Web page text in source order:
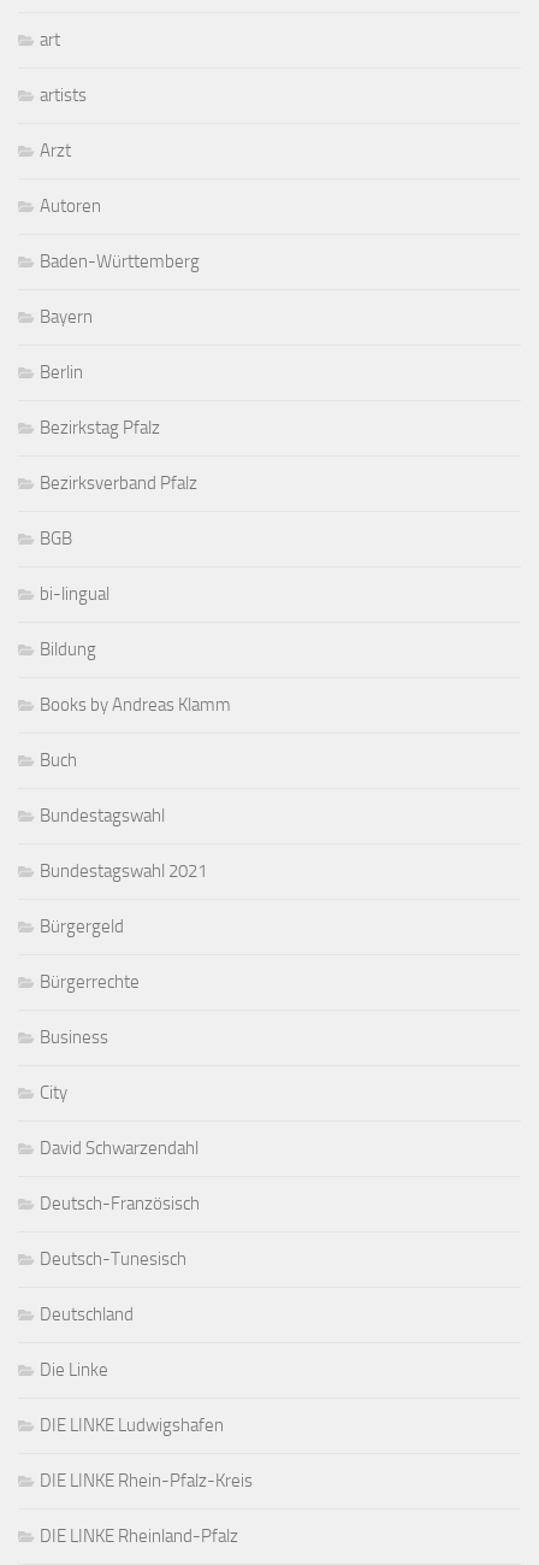
art
artists
Arzt
Autoren
Baden-Württemberg
Bayern
Berlin
Bezirkstag Pfalz
Bezirksverband Pfalz
BGB
bi-lingual
Bildung
Books by Andreas Klamm
Buch
Bundestagswahl
Bundestagswahl 2021
Bürgergeld
Bürgerrechte
Business
City
David Schwarzendahl
Deutsch-Französisch
Deutsch-Tunesisch
Deutschland
Die Linke
DIE LINKE Ludwigshafen
DIE LINKE Rhein-Pfalz-Kreis
DIE LINKE Rheinland-Pfalz